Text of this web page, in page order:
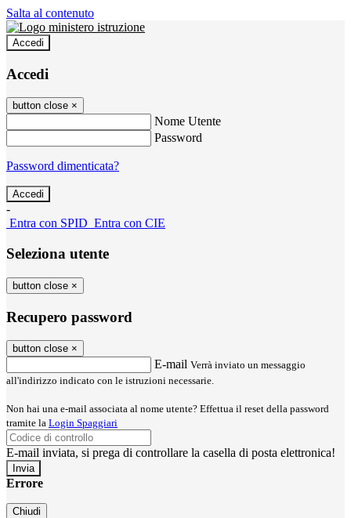
Salta al contenuto
Accedi
Accedi
button close ×
Nome Utente
Password
Password dimenticata?
-
Entra con SPID Entra con CIE
Seleziona utente
button close ×
Recupero password
button close ×
E-mail Verrà inviato un messaggio
all'indirizzo indicato con le istruzioni necessarie.
Non hai una e-mail associata al nome utente? Effettua il reset della password
tramite la Login Spaggiari
E-mail inviata, si prega di controllare la casella di posta elettronica!
Errore
Chiudi